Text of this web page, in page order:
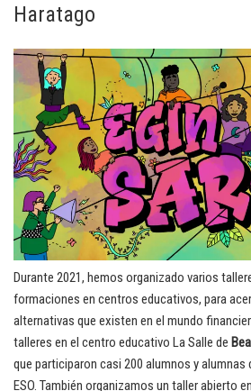
Haratago
Durante 2021, hemos organizado varios
formaciones en centros educativos, para
alternativas que existen en el mundo
talleres en el centro educativo La Salle de
que participaron casi 200 alumnos y alumnas
ESO. También organizamos un taller abierto